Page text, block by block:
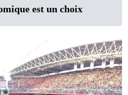
est un choix